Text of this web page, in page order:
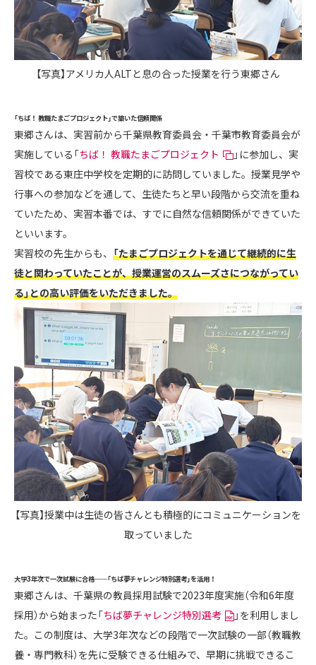
【写真】アメリカ人ALTと息の合った授業を行う東郷さん
「ちば！ 教職たまごプロジェクト」で築いた信頼関係
東郷さんは、実習前から千葉県教育委員会・千葉市教育委員会が
実施している「ちば！ 教職たまごプロジェクト
」に参加し、実
習校である東庄中学校を定期的に訪問していました。授業見学や
行事への参加などを通して、生徒たちと早い段階から交流を重ね
ていたため、実習本番では、すでに自然な信頼関係ができていた
といいます。
実習校の先生からも、 「たまごプロジェクトを通じて継続的に生
徒と関わっていたことが、授業運営のスムーズさにつながってい
る」との高い評価をいただきました。
【写真】授業中は生徒の皆さんとも積極的にコミュニケーションを
取っていました
大学3年次で一次試験に合格──「ちば夢チャレンジ特別選考」を活用！
東郷さんは、千葉県の教員採用試験で2023年度実施（令和6年度
採用）から始まった「ちば夢チャレンジ特別選考
」を利用しまし
た。この制度は、大学3年次などの段階で一次試験の一部（教職教
養・専門教科）を先に受験できる仕組みで、早期に挑戦できるこ